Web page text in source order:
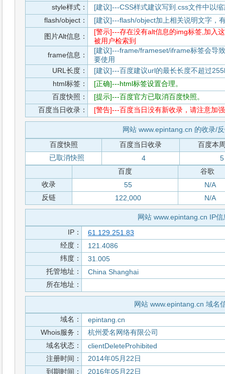
style样式：
[建议]---CSS样式建议写到.css文件中以
flash/object：
[建议]---flash/object加上相关说明文字，
图片Alt信息：
[警示]---存在没有alt信息的img标签,加入
被用户检索到
frame信息：
[建议]---frame/frameset/iframe标签会导
要使用
URL长度：
[建议]---百度建议url的最长长度不超过
html标签：
[正确]---html标签设置合理。
百度快照：
[提示]---百度官方已取消百度快照。
百度当日收录：
[警告]---百度当日没有新收录，请注意加
网站 www.epintang.cn 的收录/
百度快照
百度当日收录
百度本
已取消快照
4
5
百度
谷歌
收录
55
N/A
反链
122,000 N/A
网站 www.epintang.cn IP信
IP：
61.129.251.83
经度：
121.4086
纬度：
31.005
托管地址：
China Shanghai
所在地址：
网站 www.epintang.cn 域名
域名：
epintang.cn
Whois服务：
杭州爱名网络有限公司
域名状态：
clientDeleteProhibited
注册时间：
2014年05月22日
到期时间：
2016年05月22日